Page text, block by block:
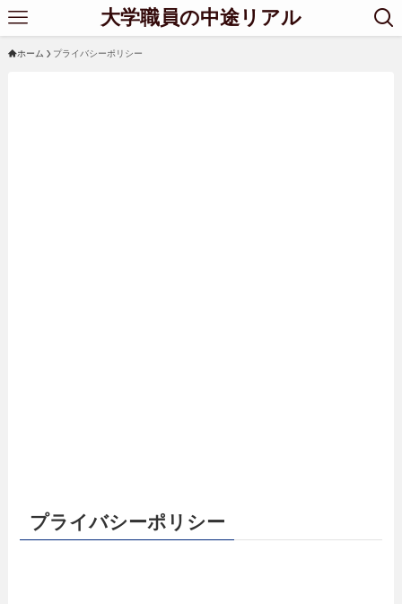
大学職員の中途リアル
ホーム プライバシーポリシー
プライバシーポリシー